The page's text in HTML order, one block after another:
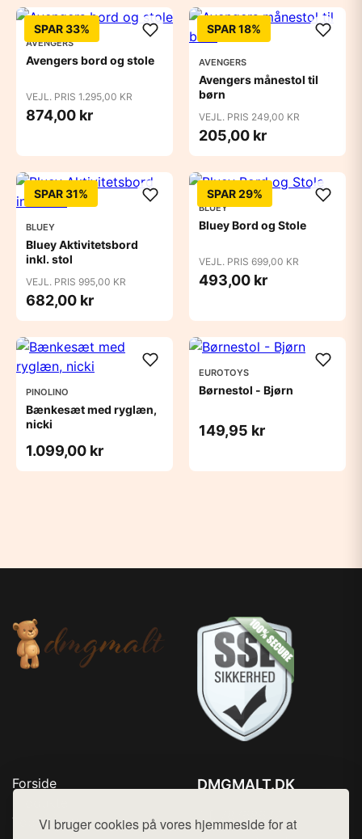
Vi bruger cookies på vores hjemmeside for at
SPAR 33%
AVENGERS
Avengers bord og stole
VEJL. PRIS 1.295,00 KR
874,00 kr
SPAR 18%
AVENGERS
Avengers månestol til
børn
VEJL. PRIS 249,00 KR
205,00 kr
SPAR 31%
BLUEY
Bluey Aktivitetsbord
inkl. stol
VEJL. PRIS 995,00 KR
682,00 kr
SPAR 29%
BLUEY
Bluey Bord og Stole
VEJL. PRIS 699,00 KR
493,00 kr
PINOLINO
Bænkesæt med ryglæn,
nicki
1.099,00 kr
EUROTOYS
Børnestol - Bjørn
149,95 kr
Forside
Top Rabatter
DMGMALT.DK